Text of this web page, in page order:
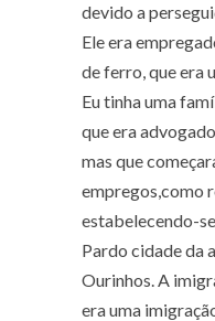
devido a
Ele era
de ferro, que era
Eu tinha uma
que era
mas que
empregos,como
estabelecendo-
Pardo cidade da
Ourinhos. A
era uma